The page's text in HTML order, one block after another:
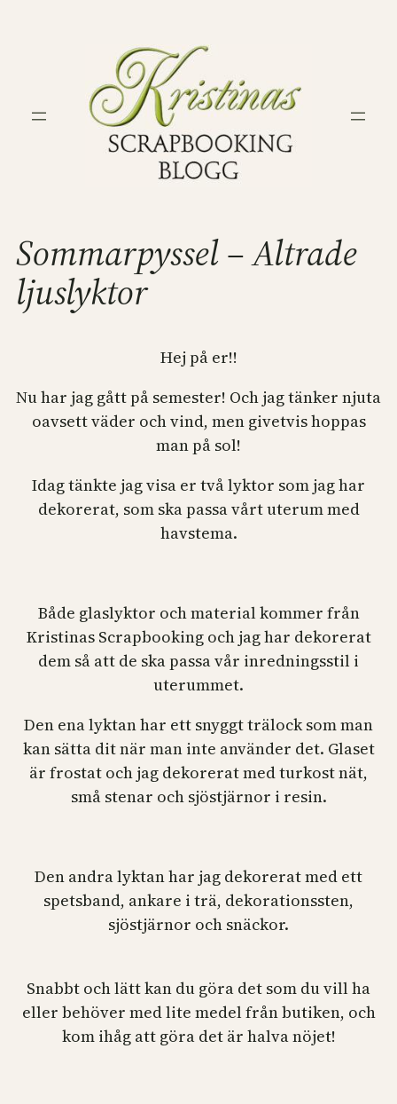
Sommarpyssel – Altrade
ljuslyktor
Hej på er!!
Nu har jag gått på semester! Och jag tänker njuta
oavsett väder och vind, men givetvis hoppas
man på sol!
Idag tänkte jag visa er två lyktor som jag har
dekorerat, som ska passa vårt uterum med
havstema.
Både glaslyktor och material kommer från
Kristinas Scrapbooking och jag har dekorerat
dem så att de ska passa vår inredningsstil i
uterummet.
Den ena lyktan har ett snyggt trälock som man
kan sätta dit när man inte använder det. Glaset
är frostat och jag dekorerat med turkost nät,
små stenar och sjöstjärnor i resin.
Den andra lyktan har jag dekorerat med ett
spetsband, ankare i trä, dekorationssten,
sjöstjärnor och snäckor.
Snabbt och lätt kan du göra det som du vill ha
eller behöver med lite medel från butiken, och
kom ihåg att göra det är halva nöjet!